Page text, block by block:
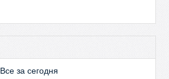
Все за сегодня